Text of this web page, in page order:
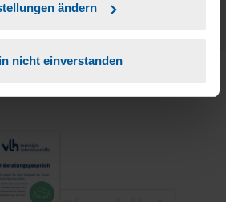
ändern
nicht einverstanden
mehreren Sprachen finden Sie, wenn
Sprache Deutsch klicken.